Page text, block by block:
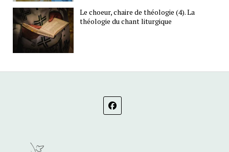
Le choeur, chaire de théologie (4). La
théologie du chant liturgique